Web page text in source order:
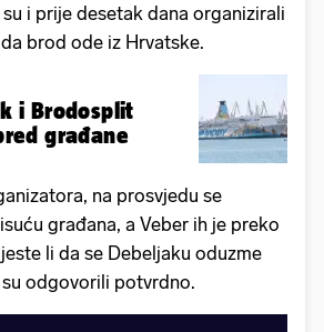
i prije desetak dana organizirali
brod ode iz Hrvatske.
i Brodosplit
građane
na prosvjedu se
građana, a Veber ih je preko
li da se Debeljaku oduzme
odgovorili potvrdno.